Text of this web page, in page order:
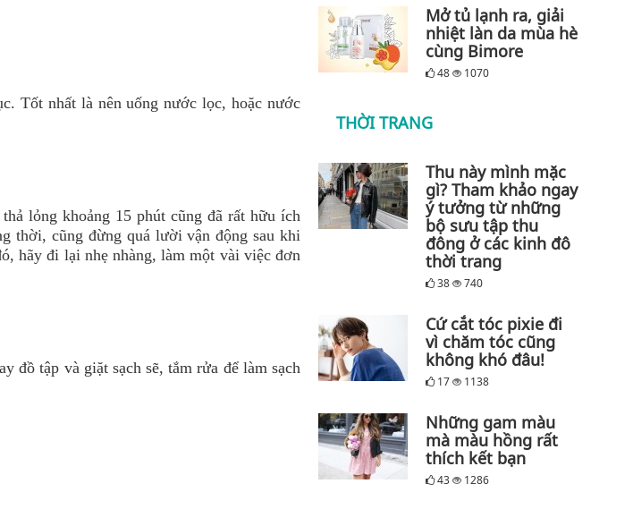
Tốt nhất là nên uống nước lọc, hoặc nước
lỏng khoảng 15 phút cũng đã rất hữu ích
thời, cũng đừng quá lười vận động sau khi
hãy đi lại nhẹ nhàng, làm một vài việc đơn
đồ tập và giặt sạch sẽ, tắm rửa để làm sạch
Mở tủ lạnh ra, giải
nhiệt làn da mùa hè
cùng Bimore
48 1070
THỜI TRANG
Thu này mình mặc
gì? Tham khảo ngay
ý tưởng từ những
bộ sưu tập thu
đông ở các kinh đô
thời trang
38 740
Cứ cắt tóc pixie đi
vì chăm tóc cũng
không khó đâu!
17 1138
Những gam màu
mà màu hồng rất
thích kết bạn
43 1286